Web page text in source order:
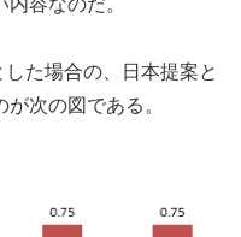
た場合の、日本提案と
次の図である。